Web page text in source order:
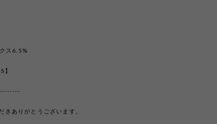
ス6.5%
ありがとうございます。